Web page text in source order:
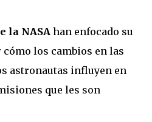
la NASA han enfocado su
los cambios en las
astronautas influyen en
que les son